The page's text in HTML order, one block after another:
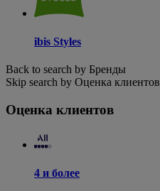
ibis Styles
Back to search by Бренды
Skip search by Оценка клиентов
Оценка клиентов
4 и более